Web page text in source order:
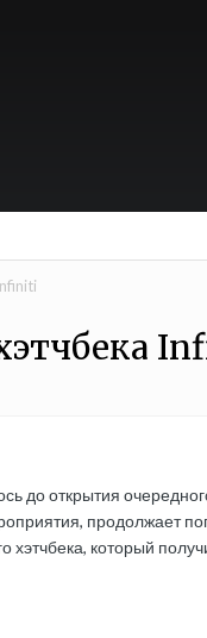
до открытия
продолжает
который